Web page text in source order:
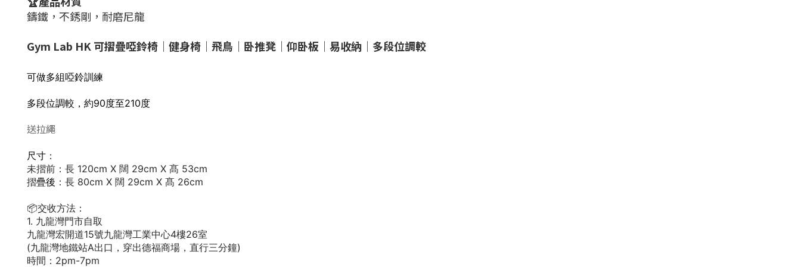
鑄鐵，不銹剛，耐磨尼龍
Gym Lab HK 可摺疊啞鈴椅｜健身椅｜飛鳥｜卧推凳｜仰卧板｜易收納｜多段位調較
可做多組啞鈴訓練
多段位調較，約90度至210度
送拉繩
尺寸 ：
未摺前 ：長 120cm X 闊 29cm X 髙 53cm
摺疊後 ：長 80cm X 闊 29cm X 髙 26cm
📦交收方法：
1. 九龍灣門市自取
九龍灣宏開道15號九龍灣工業中心4樓26室
(九龍灣地鐵站A出口，穿出德福商場，直行三分鐘)
時間：2pm-7pm